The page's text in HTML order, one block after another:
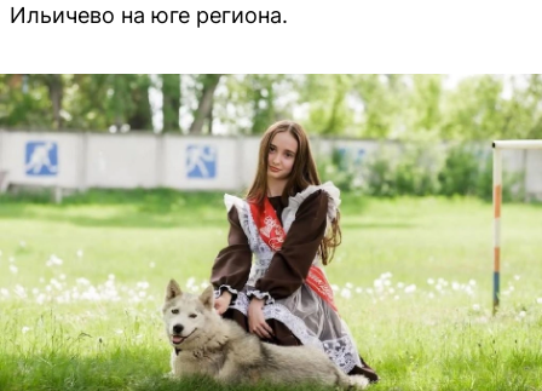
Ильичево на юге региона.